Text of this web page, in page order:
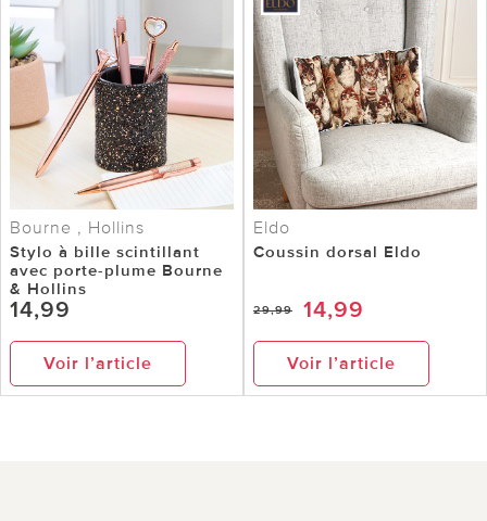
Bourne , Hollins
Stylo à bille scintillant
avec porte-plume Bourne
& Hollins
14,99
Voir l’article
Eldo
Coussin dorsal Eldo
29,99 14,99
Voir l’article